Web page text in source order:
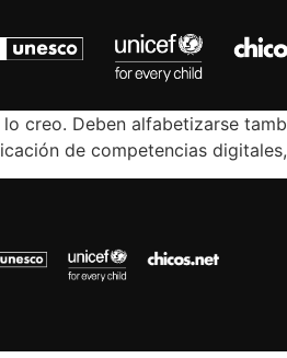
lo creo. Deben alfabetizarse
de competencias